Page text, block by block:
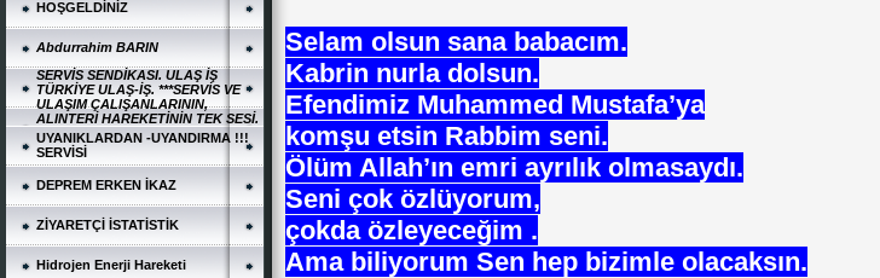
HOŞGELDİNİZ
Abdurrahim BARIN
SERVİS SENDİKASI. ULAŞ İŞ
TÜRKİYE ULAŞ-İŞ. ***SERVİS VE
ULAŞIM ÇALIŞANLARININ,
ALINTERİ HAREKETİNİN TEK SESİ.
UYANIKLARDAN -UYANDIRMA !!!
SERVİSİ
DEPREM ERKEN İKAZ
ZİYARETÇİ İSTATİSTİK
Hidrojen Enerji Hareketi
Selam olsun sana babacım.
Kabrin nurla dolsun.
Efendimiz Muhammed Mustafa’ya
komşu etsin Rabbim seni.
Ölüm Allah’ın emri ayrılık olmasaydı.
Seni çok özlüyorum,
çokda özleyeceğim .
Ama biliyorum Sen hep bizimle olacaksın.